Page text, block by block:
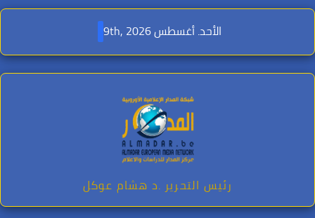
Skip
content
الأحد. أغسطس 9th, 2026
رئيس التحرير .د هشام عوكل